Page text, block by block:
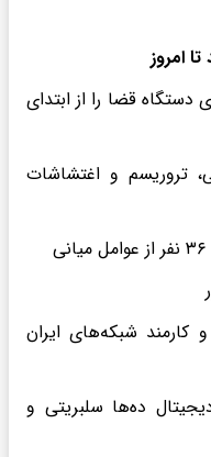
دستگاه قضا را از ابتدای
تروریسم و اغتشاشات
از ۴۰۰ خبرنگار و کارمند شبکه‌های ایران
ده‌ها سلبریتی و